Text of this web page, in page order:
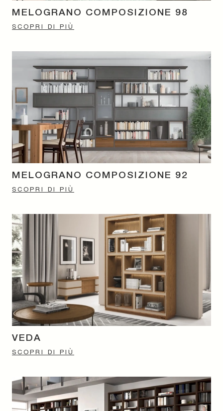
MELOGRANO COMPOSIZIONE 98
SCOPRI DI PIÙ
MELOGRANO COMPOSIZIONE 92
SCOPRI DI PIÙ
VEDA
SCOPRI DI PIÙ